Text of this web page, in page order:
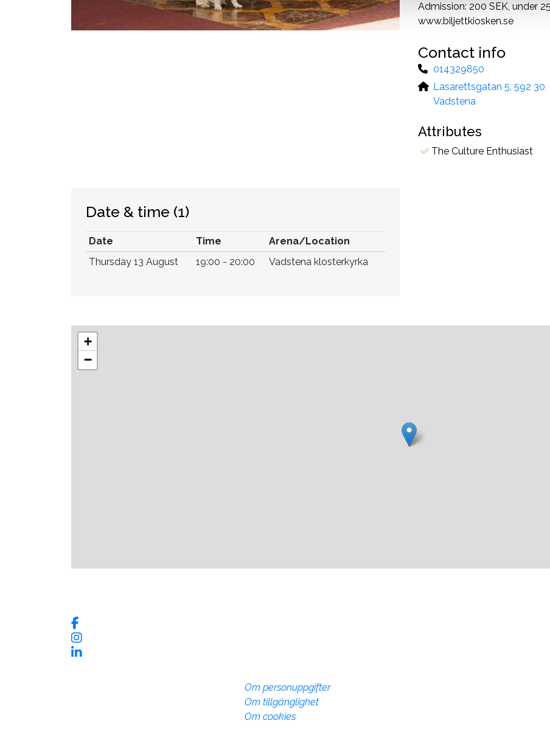
Admission: 200 SEK, under
www.biljettkiosken.se
Contact info
014329850
Lasarettsgatan 5, 592 30
Vadstena
Attributes
The Culture Enthusiast
Date & time (1)
Date Time
Arena/Location
Thursday 13 August
19:00 - 20:00 Vadstena klosterkyrka
+
−
Om personuppgifter
Om tillgänglighet
Om cookies